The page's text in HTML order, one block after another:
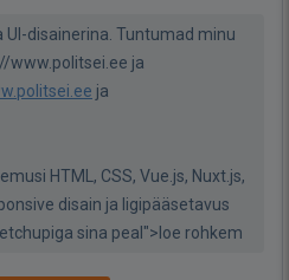
UI-disainerina. Tuntumad minu
www.politsei.ee ja
ja
HTML, CSS, Vue.js, Nuxt.js,
disain ja ligipääsetavus
sina peal">loe rohkem